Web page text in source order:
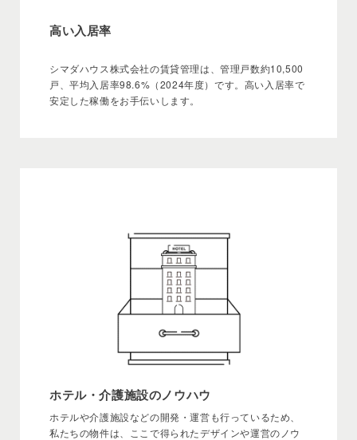
高い入居率
シマダハウス株式会社の賃貸管理は、管理戸数約10,500
戸、平均入居率98.6%（2024年度）です。高い入居率で
安定した稼働をお手伝いします。
ホテル・介護施設のノウハウ
ホテルや介護施設などの開発・運営も行っているため、
私たちの物件は、ここで得られたデザインや運営のノウ